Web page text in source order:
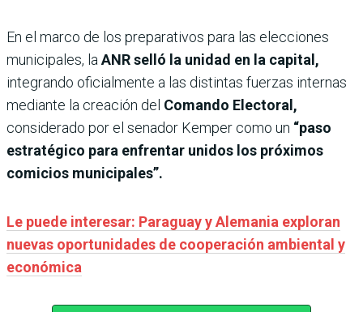
En el marco de los preparativos para las elecciones
municipales, la ANR selló la unidad en la capital,
integrando oficialmente a las distintas fuerzas internas
mediante la creación del Comando Electoral,
considerado por el senador Kemper como un “paso
estratégico para enfrentar unidos los próximos
comicios municipales”.
Le puede interesar: Paraguay y Alemania exploran
nuevas oportunidades de cooperación ambiental y
económica